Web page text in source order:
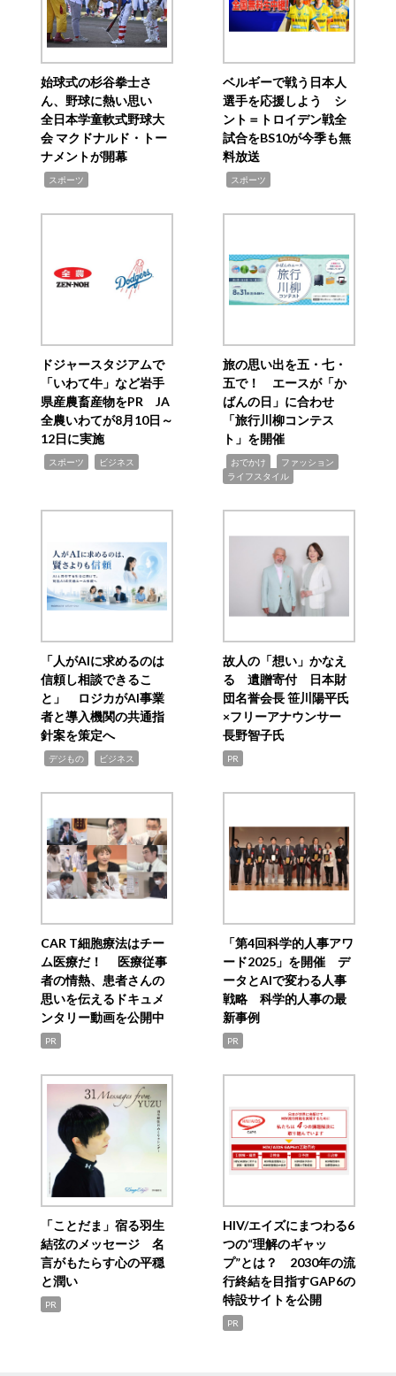
始球式の杉谷拳士さ
ん、野球に熱い思い
全日本学童軟式野球大
会 マクドナルド・トー
ナメントが開幕
スポーツ
ベルギーで戦う日本人
選手を応援しよう シ
ント＝トロイデン戦全
試合をBS10が今季も無
料放送
スポーツ
ドジャースタジアムで
「いわて牛」など岩手
県産農畜産物をPR JA
全農いわてが8月10日～
12日に実施
スポーツ ビジネス
旅の思い出を五・七・
五で！ エースが「か
ばんの日」に合わせ
「旅行川柳コンテス
ト」を開催
おでかけ ファッション
ライフスタイル
「人がAIに求めるのは
信頼し相談できるこ
と」 ロジカがAI事業
者と導入機関の共通指
針案を策定へ
デジもの ビジネス
故人の「想い」かなえ
る 遺贈寄付 日本財
団名誉会長 笹川陽平氏
×フリーアナウンサー
長野智子氏
PR
CAR T細胞療法はチー
ム医療だ！ 医療従事
者の情熱、患者さんの
思いを伝えるドキュメ
ンタリー動画を公開中
PR
「第4回科学的人事アワ
ード2025」を開催 デ
ータとAIで変わる人事
戦略 科学的人事の最
新事例
PR
「ことだま」宿る羽生
結弦のメッセージ 名
言がもたらす心の平穏
と潤い
PR
HIV/エイズにまつわる6
つの“理解のギャッ
プ”とは？ 2030年の流
行終結を目指すGAP6の
特設サイトを公開
PR